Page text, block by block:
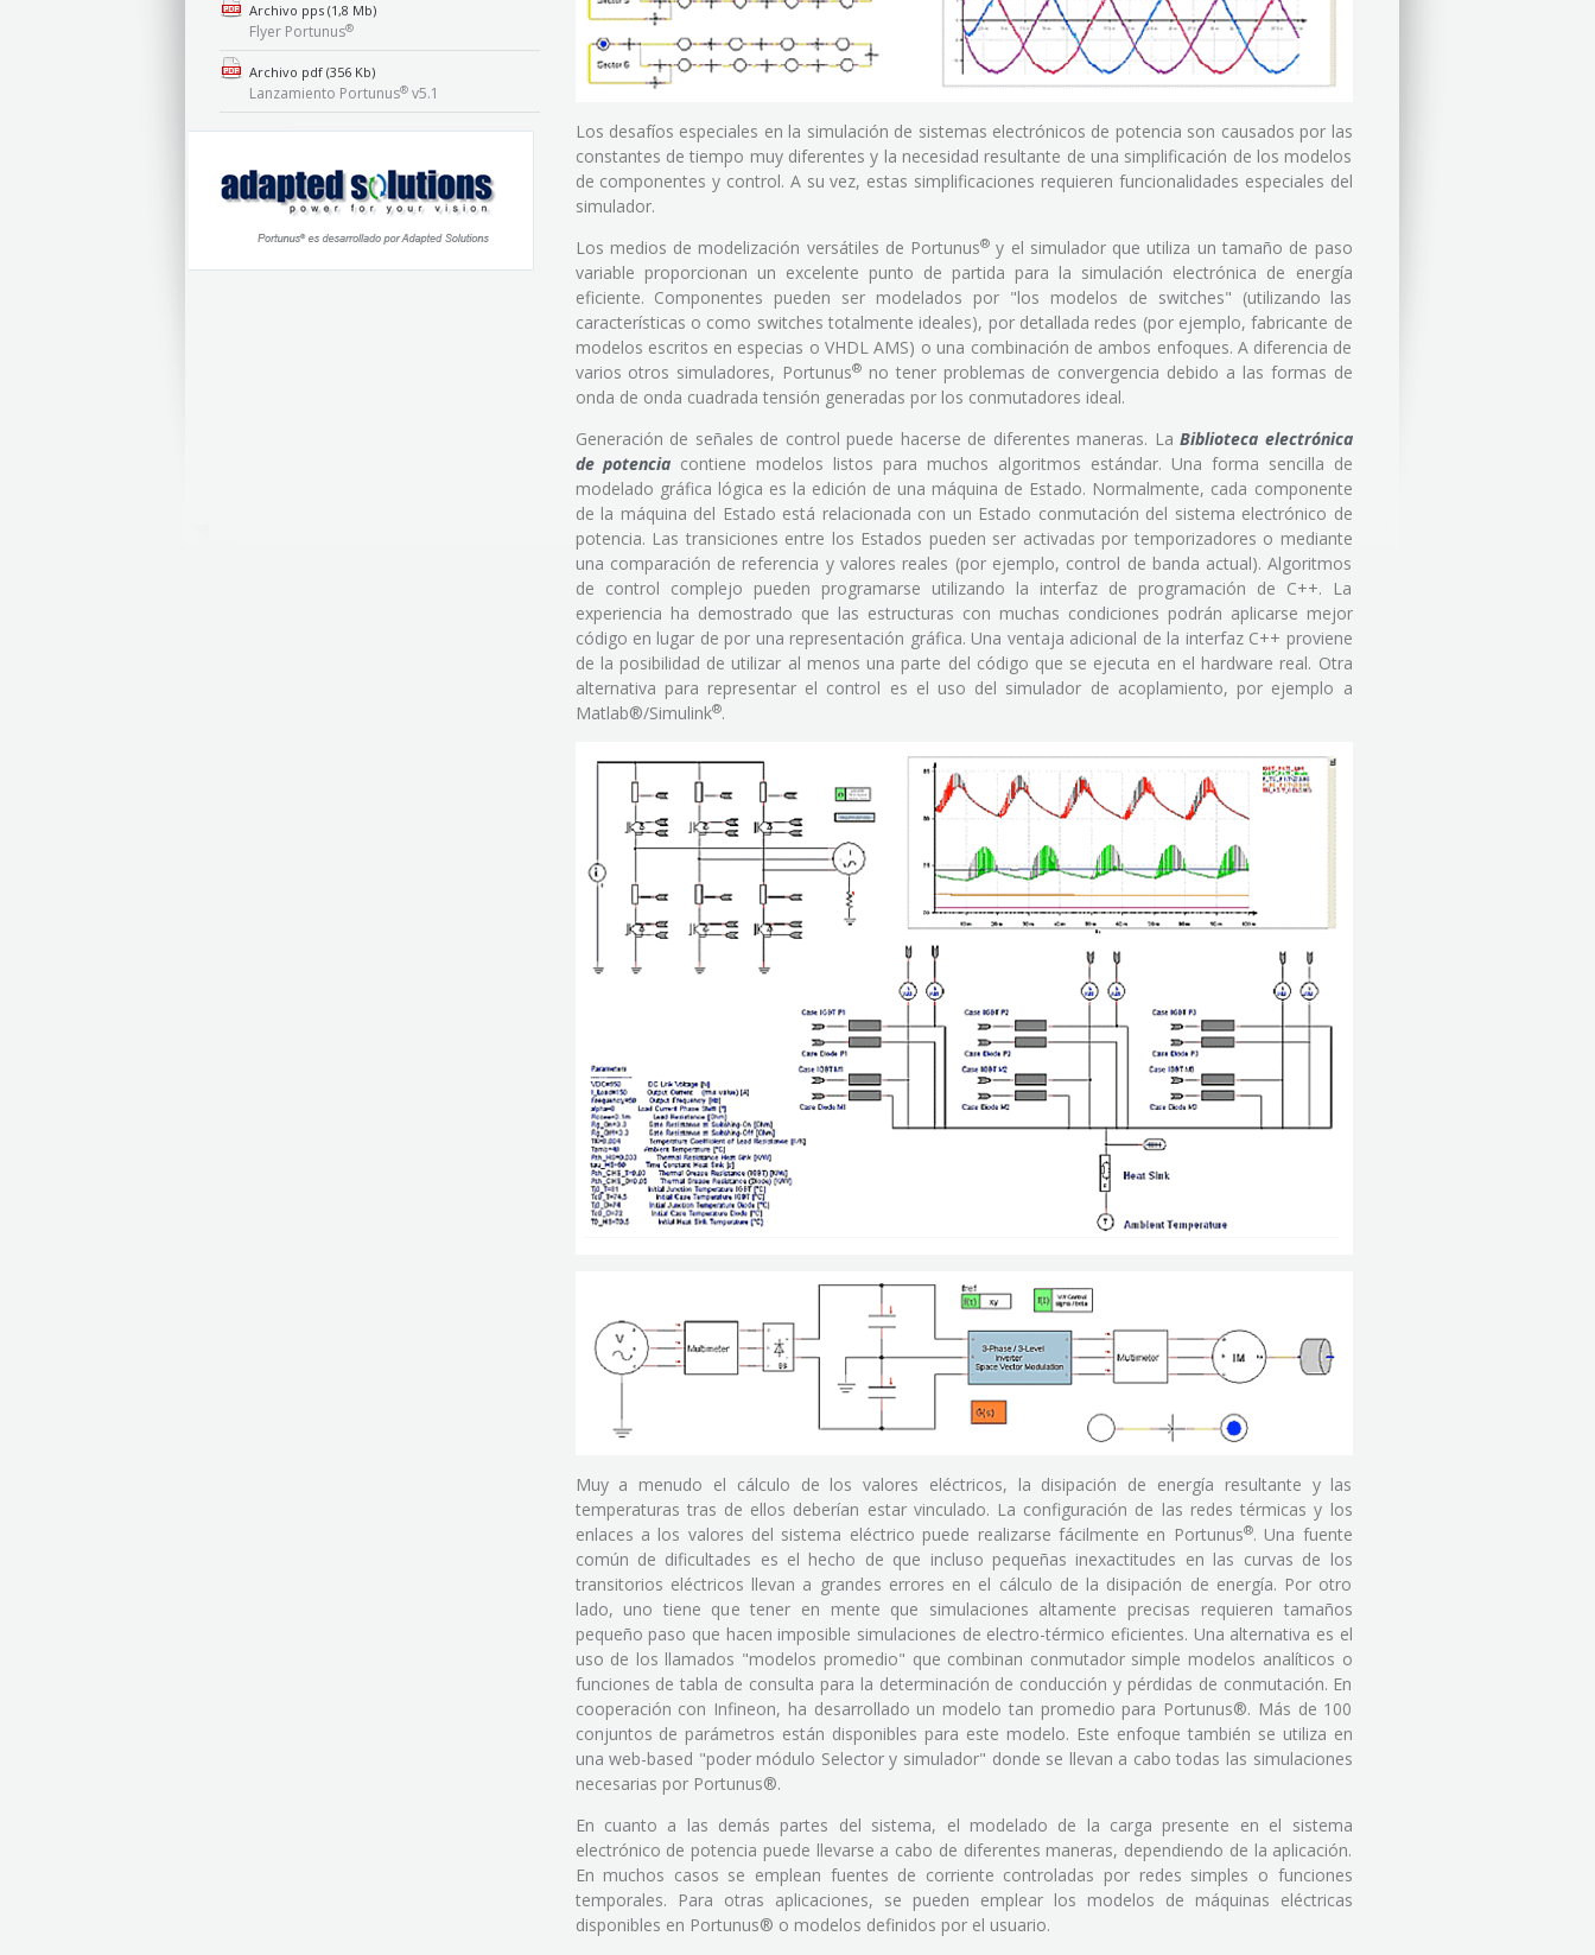
Archivo pps (1,8 Mb)
Flyer Portunus®
Archivo pdf (356 Kb)
Lanzamiento Portunus®v5.1
Los desafíos especiales en la simulación de sistemas electrónicos de potencia son causados por las
constantes de tiempo muy diferentes y la necesidad resultante de una simplificación de los modelos
de componentes y control. A su vez, estas simplificaciones requieren funcionalidades especiales del
simulador.
Los medios de modelización versátiles de Portunus® y el simulador que utiliza un tamaño de paso
variable proporcionan un excelente punto de partida para la simulación electrónica de energía
eficiente. Componentes pueden ser modelados por "los modelos de switches" (utilizando las
características o como switches totalmente ideales), por detallada redes (por ejemplo, fabricante de
modelos escritos en especias o VHDL AMS) o una combinación de ambos enfoques. A diferencia de
varios otros simuladores, Portunus® no tener problemas de convergencia debido a las formas de
onda de onda cuadrada tensión generadas por los conmutadores ideal.
Generación de señales de control puede hacerse de diferentes maneras. La Biblioteca electrónica
de potencia contiene modelos listos para muchos algoritmos estándar. Una forma sencilla de
modelado gráfica lógica es la edición de una máquina de Estado. Normalmente, cada componente
de la máquina del Estado está relacionada con un Estado conmutación del sistema electrónico de
potencia. Las transiciones entre los Estados pueden ser activadas por temporizadores o mediante
una comparación de referencia y valores reales (por ejemplo, control de banda actual). Algoritmos
de control complejo pueden programarse utilizando la interfaz de programación de C++. La
experiencia ha demostrado que las estructuras con muchas condiciones podrán aplicarse mejor
código en lugar de por una representación gráfica. Una ventaja adicional de la interfaz C++ proviene
de la posibilidad de utilizar al menos una parte del código que se ejecuta en el hardware real. Otra
alternativa para representar el control es el uso del simulador de acoplamiento, por ejemplo a
Matlab®/Simulink®.
Muy a menudo el cálculo de los valores eléctricos, la disipación de energía resultante y las
temperaturas tras de ellos deberían estar vinculado. La configuración de las redes térmicas y los
enlaces a los valores del sistema eléctrico puede realizarse fácilmente en Portunus®. Una fuente
común de dificultades es el hecho de que incluso pequeñas inexactitudes en las curvas de los
transitorios eléctricos llevan a grandes errores en el cálculo de la disipación de energía. Por otro
lado, uno tiene que tener en mente que simulaciones altamente precisas requieren tamaños
pequeño paso que hacen imposible simulaciones de electro-térmico eficientes. Una alternativa es el
uso de los llamados "modelos promedio" que combinan conmutador simple modelos analíticos o
funciones de tabla de consulta para la determinación de conducción y pérdidas de conmutación. En
cooperación con Infineon, ha desarrollado un modelo tan promedio para Portunus®. Más de 100
conjuntos de parámetros están disponibles para este modelo. Este enfoque también se utiliza en
una web-based "poder módulo Selector y simulador" donde se llevan a cabo todas las simulaciones
necesarias por Portunus®.
En cuanto a las demás partes del sistema, el modelado de la carga presente en el sistema
electrónico de potencia puede llevarse a cabo de diferentes maneras, dependiendo de la aplicación.
En muchos casos se emplean fuentes de corriente controladas por redes simples o funciones
temporales. Para otras aplicaciones, se pueden emplear los modelos de máquinas eléctricas
disponibles en Portunus® o modelos definidos por el usuario.